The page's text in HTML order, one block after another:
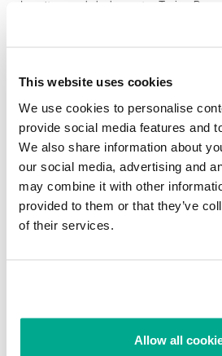
This website uses cookies
We use cookies to personalise
provide social media features and
We also share information about
our social media, advertising and
may combine it with other
provided to them or that they’ve
of their services.
Allow all
descrito para la lucha contra Trojan-
Ya hemos recibido mensajes de usuarios
contra la versión anterior de este
funcionamiento. Si usted o sus amigos
troyano, escríbanos a esta dirección y
información necesaria para poder
Y por supuesto, vuelva a visitar esta
más frescas.
campos obligatorios están